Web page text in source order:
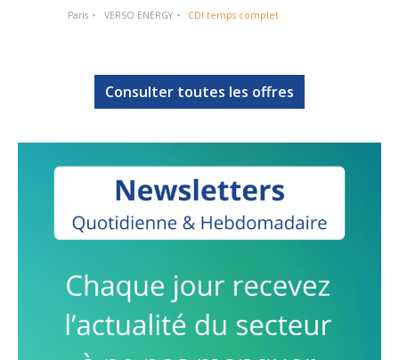
Paris VERSO ENERGY CDI temps complet
Consulter toutes les offres